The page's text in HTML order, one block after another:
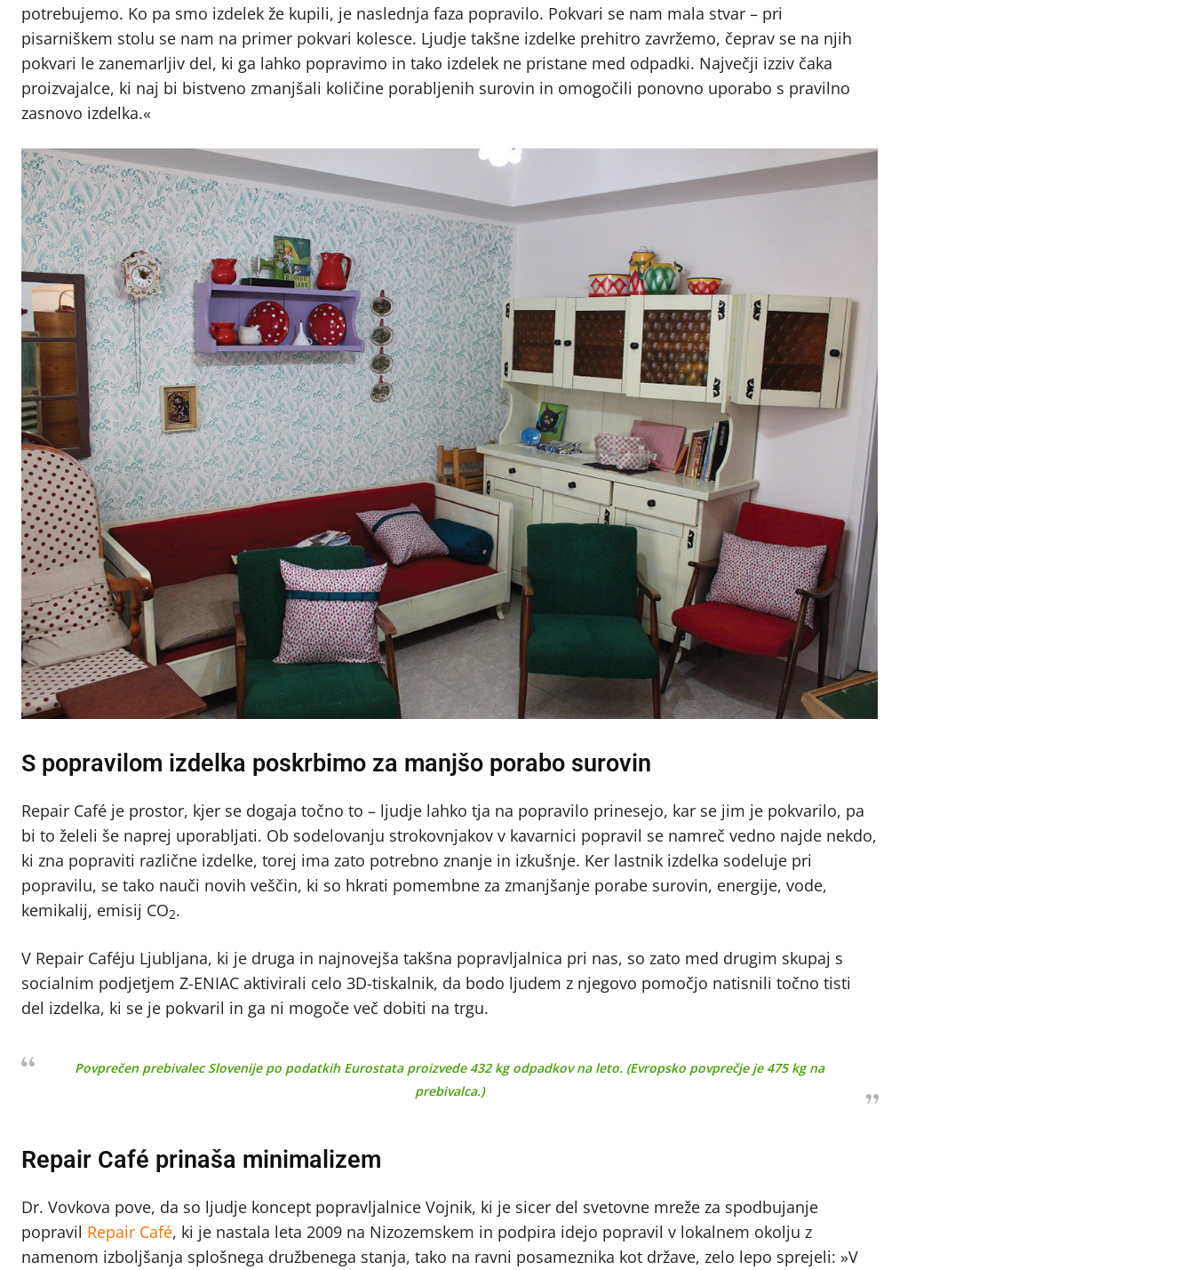
potrebujemo. Ko pa smo izdelek že kupili, je naslednja faza popravilo. Pokvari se nam mala stvar – pri
pisarniškem stolu se nam na primer pokvari kolesce. Ljudje takšne izdelke prehitro zavržemo, čeprav se na njih
pokvari le zanemarljiv del, ki ga lahko popravimo in tako izdelek ne pristane med odpadki. Največji izziv čaka
proizvajalce, ki naj bi bistveno zmanjšali količine porabljenih surovin in omogočili ponovno uporabo s pravilno
zasnovo izdelka.«
S popravilom izdelka poskrbimo za manjšo porabo surovin
Repair Café je prostor, kjer se dogaja točno to – ljudje lahko tja na popravilo prinesejo, kar se jim je pokvarilo, pa
bi to želeli še naprej uporabljati. Ob sodelovanju strokovnjakov v kavarnici popravil se namreč vedno najde nekdo,
ki zna popraviti različne izdelke, torej ima zato potrebno znanje in izkušnje. Ker lastnik izdelka sodeluje pri
popravilu, se tako nauči novih veščin, ki so hkrati pomembne za zmanjšanje porabe surovin, energije, vode,
kemikalij, emisij CO2.
V Repair Caféju Ljubljana, ki je druga in najnovejša takšna popravljalnica pri nas, so zato med drugim skupaj s
socialnim podjetjem Z-ENIAC aktivirali celo 3D-tiskalnik, da bodo ljudem z njegovo pomočjo natisnili točno tisti
del izdelka, ki se je pokvaril in ga ni mogoče več dobiti na trgu.
Povprečen prebivalec Slovenije po podatkih Eurostata proizvede 432 kg odpadkov na leto. (Evropsko povprečje je 475 kg na
prebivalca.)
Repair Café prinaša minimalizem
Dr. Vovkova pove, da so ljudje koncept popravljalnice Vojnik, ki je sicer del svetovne mreže za spodbujanje
popravil Repair Café, ki je nastala leta 2009 na Nizozemskem in podpira idejo popravil v lokalnem okolju z
namenom izboljšanja splošnega družbenega stanja, tako na ravni posameznika kot države, zelo lepo sprejeli: »V